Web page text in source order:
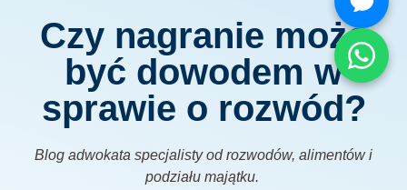
Czy nagranie może
być dowodem w
sprawie o rozwód?
Blog adwokata specjalisty od rozwodów, alimentów i
podziału majątku.